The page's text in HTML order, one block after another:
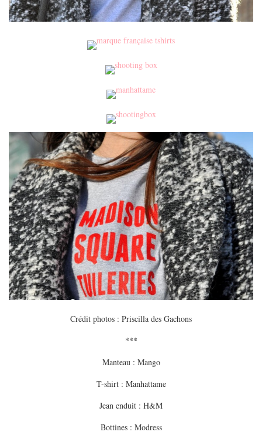
Crédit photos : Priscilla des Gachons
***
Manteau : Mango
T-shirt : Manhattame
Jean enduit : H&M
Bottines : Modress